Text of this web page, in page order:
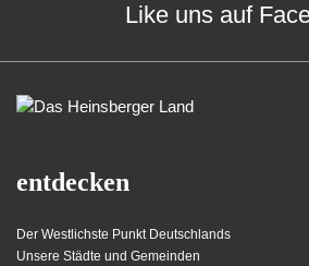
Like uns auf
entdecken
Der Westlichste Punkt Deutschlands
Unsere Städte und Gemeinden